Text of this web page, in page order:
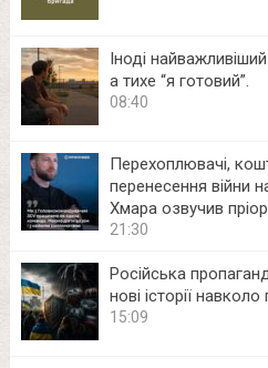
Іноді
а тихе “я готовий”.
08:40
Перехоплювачі,
перенесення війни
Хмара озвучив
21:30
Російська
нові історії навколо
15:09